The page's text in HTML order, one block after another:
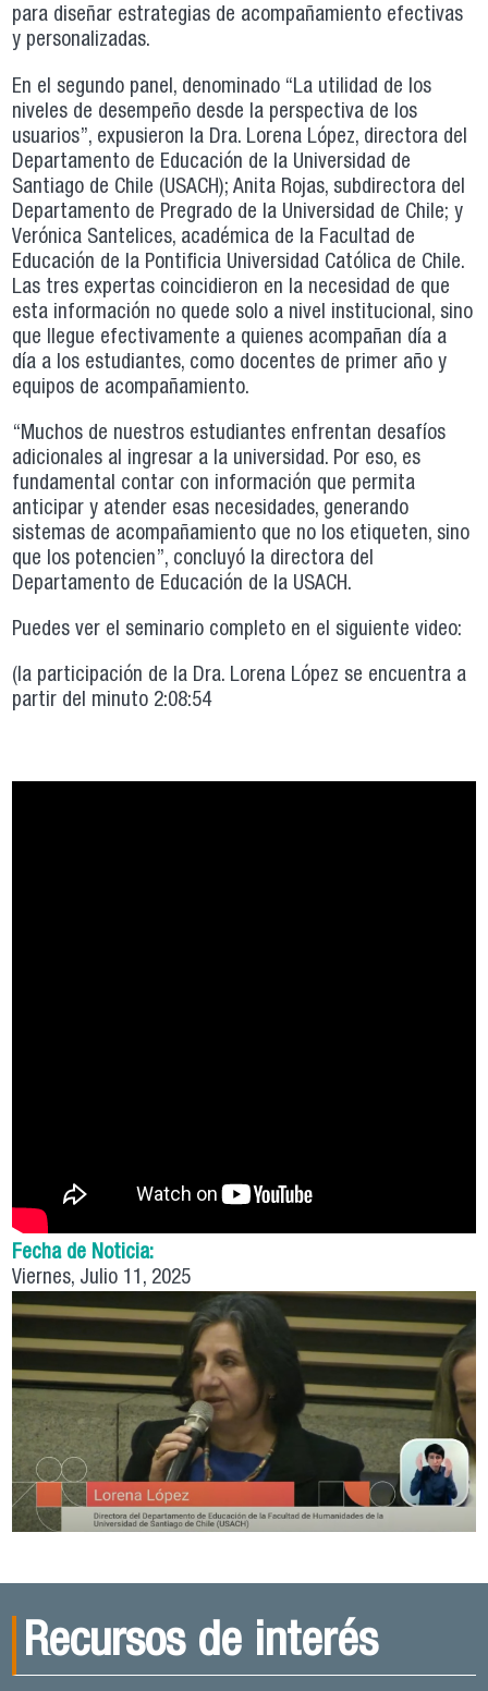
para diseñar estrategias de acompañamiento efectivas
y personalizadas.
En el segundo panel, denominado “La utilidad de los
niveles de desempeño desde la perspectiva de los
usuarios”, expusieron la Dra. Lorena López, directora del
Departamento de Educación de la Universidad de
Santiago de Chile (USACH); Anita Rojas, subdirectora del
Departamento de Pregrado de la Universidad de Chile; y
Verónica Santelices, académica de la Facultad de
Educación de la Pontificia Universidad Católica de Chile.
Las tres expertas coincidieron en la necesidad de que
esta información no quede solo a nivel institucional, sino
que llegue efectivamente a quienes acompañan día a
día a los estudiantes, como docentes de primer año y
equipos de acompañamiento.
“Muchos de nuestros estudiantes enfrentan desafíos
adicionales al ingresar a la universidad. Por eso, es
fundamental contar con información que permita
anticipar y atender esas necesidades, generando
sistemas de acompañamiento que no los etiqueten, sino
que los potencien”, concluyó la directora del
Departamento de Educación de la USACH.
Puedes ver el seminario completo en el siguiente video:
(la participación de la Dra. Lorena López se encuentra a
partir del minuto 2:08:54
Fecha de Noticia:
Viernes, Julio 11, 2025
Recursos de interés